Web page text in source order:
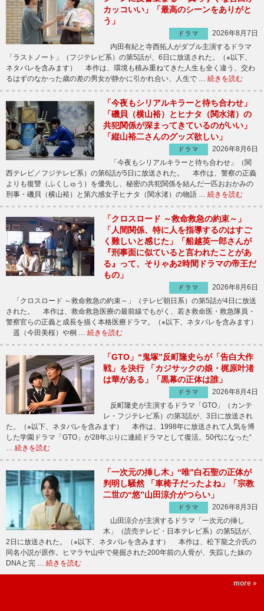
カッコいい」「最高のシーンをありがと
う」
ドラマ
2026年8月7日
内田有紀と寺西拓人がダブル主演するドラマ
「ラストノート」（フジテレビ系）の第5話が、6日に放送された。（※以下、
ネタバレを含みます） 本作は、環境も積み重ねてきた人生も全く違う、交わ
るはずのなかった歳の差の男女が静かに引かれ合い、人生で … 続きを読む
「今夜もシリアルキラーと待ち合わせ」
「磯貝（横山裕）とヒナタ（関水渚）の
共犯関係が深まってきているのがいい」
「縦山裕二さんのグッズ欲しい」
ドラマ
2026年8月6日
「今夜もシリアルキラーと待ち合わせ」（関
西テレビ／フジテレビ系）の第6話が5日に放送された。 本作は、警察の正義
よりも復讐（ふくしゅう）を優先し、秘密の共犯関係を結んだ一匹おおかみの
刑事・磯貝（横山裕）と第六感女子ヒナタ（関水渚）の物語 … 続きを読む
「クロスロード ～救命救急の約束～」
「人間関係、特に人を指導するのはすご
く難しいと感じた」「船越英一郎さんが
『刑事面に似ていると言われたことがあ
る』って、そりゃあ2時間ドラマの帝王だ
もの」
ドラマ
2026年8月6日
「クロスロード ～救命救急の約束～」（テレビ朝日系）の第5話が4日に放送
された。 本作は、救命救急医療の最前線でもがく、若き救命医・救急隊員・
警察官らの正義と成長を描く本格医療ドラマ。（※以下、ネタバレを含みます）
遥（今田美桜）や桐 … 続きを読む
「GTO」“鬼塚”反町隆史らが「告白大作
戦」を決行 「カジサックの娘・梶原叶渚
は華がある」「黒幕の正体は誰」
ドラマ
2026年8月4日
反町隆史が主演するドラマ「GTO」（カンテ
レ・フジテレビ系）の第3話が、3日に放送され
た。（※以下、ネタバレを含みます） 本作は、1998年に放送されて人気を博
した学園ドラマ「GTO」が28年ぶりに連続ドラマとして復活。50代になった“
… 続きを読む
「一次元の挿し木」“唯”白石聖の正体が
判明し騒然 「車椅子だったよね」「宗教
二世の“悠”山田涼介がつらい」
ドラマ
2026年8月3日
山田涼介が主演するドラマ「一次元の挿し
木」（読売テレビ・日本テレビ系）の第5話が、
2日に放送された。（※以下、ネタバレを含みます） 本作は、松下龍之介氏の
同名小説が原作。ヒマラヤ山中で発掘された200年前の人骨が、失踪した妹の
DNAと完 … 続きを読む
more »